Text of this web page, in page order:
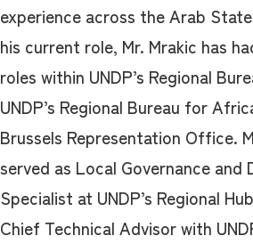
experience across the Arab
his current role, Mr. Mrakic has
roles within UNDP’s Regional
UNDP’s Regional Bureau for
Brussels Representation Office.
served as Local Governance and
Specialist at UNDP’s Regional
Chief Technical Advisor with